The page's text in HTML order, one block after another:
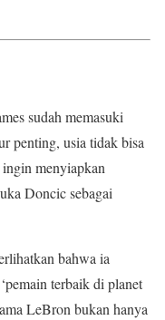
sudah memasuki
penting, usia tidak bisa
menyiapkan
Doncic sebagai
bahwa ia
terbaik di planet
LeBron bukan hanya